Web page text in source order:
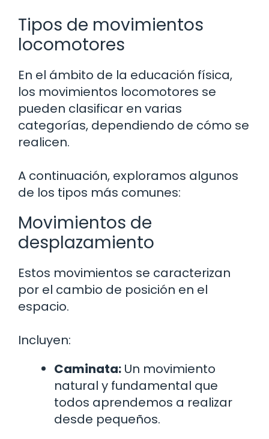
Tipos de movimientos
locomotores
En el ámbito de la educación física,
los movimientos locomotores se
pueden clasificar en varias
categorías, dependiendo de cómo se
realicen.
A continuación, exploramos algunos
de los tipos más comunes:
Movimientos de
desplazamiento
Estos movimientos se caracterizan
por el cambio de posición en el
espacio.
Incluyen:
Caminata: Un movimiento
natural y fundamental que
todos aprendemos a realizar
desde pequeños.